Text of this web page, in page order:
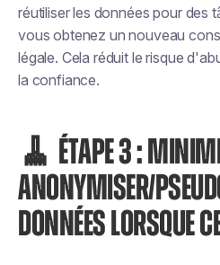
réutiliser les données pour des
vous obtenez un nouveau
légale. Cela réduit le risque
la confiance.
🧹 ÉTAPE 3 :
ANONYMISER/
DONNÉES LORSQUE